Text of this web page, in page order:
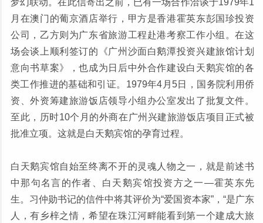
梦幻联动。在此信寄出之前，已有一场合作洽谈于1979年1
月在澳门的葡京酒店举行，甲方是香港霍英东彭国珍投资
公司，乙方则为广东省旅游工程赴港考察工作小组。在这
场会谈上顺利签订的《广州沙面白鹅潭投资兴建旅馆计划
意向书草案》，也成为日后中外合作建设白天鹅宾馆的各
类工作推进的基础和引证。1979年4月5日，国务院利用侨
资、外资筹建旅游饭店领导小组办公室发出了批复文件。
至此，历时10个月的外商在广州兴建旅游饭店项目正式被
批准立项。这就是白天鹅宾馆的孕育过程。
白天鹅宾馆自始至终离不开的灵魂人物之一，就是前述书
中那句名言的作者、白天鹅宾馆投资方之一—霍英东先
生。习仲勋书记的信件中将其评价为“爱国资本家”，“是广东
人，有乡梓之情，希望在珠江河畔能看到第一个建成大旅